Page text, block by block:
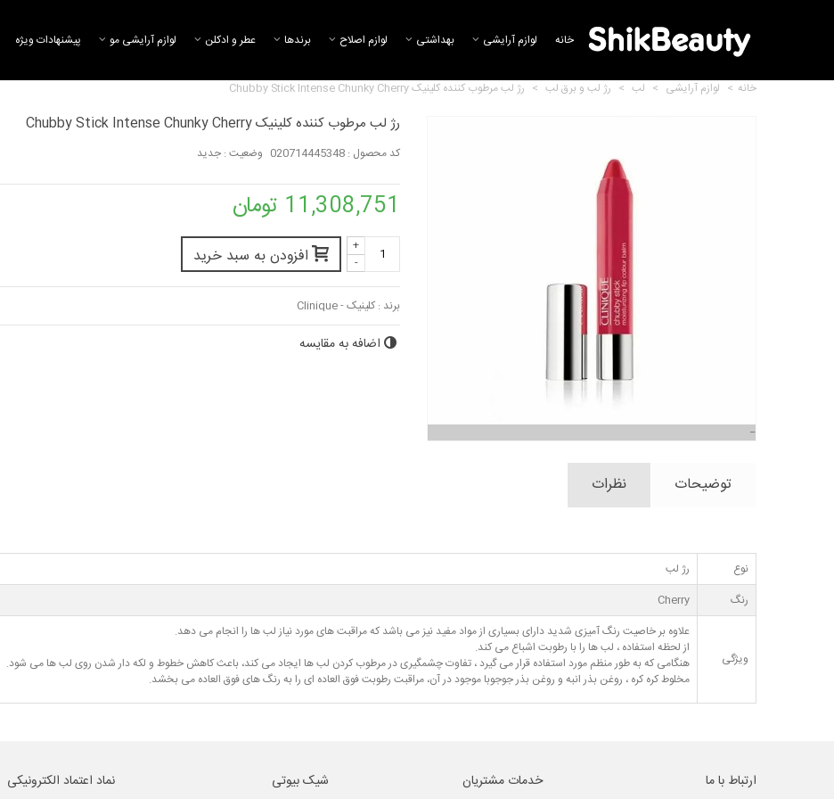
خانه لوازم آرایشی بهداشتی لوازم اصلاح برند‌ها عطر و ادکلن لوازم آرایشی مو پیشنهادات ویژه
خانه > لوازم آرایشی > لب > رژ لب و برق لب > رژ لب مرطوب کننده کلینیک Chubby Stick Intense Chunky Cherry
رژ لب مرطوب کننده کلینیک Chubby Stick Intense Chunky Cherry
کد محصول : 020714445348 وضعیت : جدید
11,308,751 تومان
-
+ افزودن به سبد خرید
برند : کلینیک - Clinique
اضافه به مقایسه
Chubby Stick Intense...
11,308,751 تومان
بالم لب رنگی چابی استیک کلینیک
11,932,062 تومان
توضیحات نظرات
نوع
رژ لب
رنگ
Cherry
ویژگی
علاوه بر خاصیت رنگ آمیزی شدید دارای بسیاری از مواد مفید نیز می باشد که مراقبت های مورد نیاز لب ها را انجام می دهد.
از لحظه استفاده ، لب ها را با رطوبت اشباع می کند.
هنگامی که به طور منظم مورد استفاده قرار می گیرد ، تفاوت چشمگیری در مرطوب کردن لب ها ایجاد می کند، باعث کاهش خطوط و لکه دار شدن روی لب ها می شود.
مخلوط کره کره ، روغن بذر انبه و روغن بذر جوجوبا موجود در آن، مراقبت رطوبت فوق العاده ای را به رنگ های فوق العاده می بخشد.
ارتباط با ما خدمات مشتریان شیک بیوتی نماد اعتماد الکترونیکی